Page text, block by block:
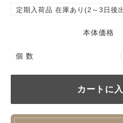
定期入荷品 在庫あり(2～3日後
個 数
本体価格